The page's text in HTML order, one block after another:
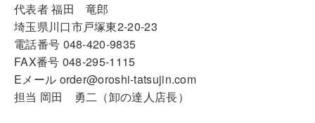
代表者 福田 竜郎
埼玉県川口市戸塚東2-20-23
電話番号 048-420-9835
FAX番号 048-295-1115
Eメール order@oroshi-tatsujin.com
担当 岡田 勇二（卸の達人店長）